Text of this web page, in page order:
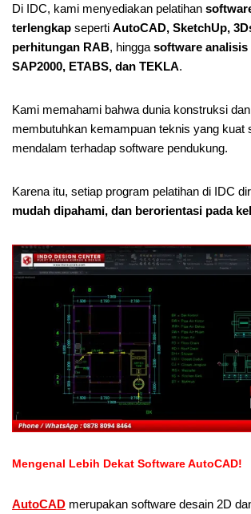
Di IDC, kami menyediakan pelatihan
terlengkap seperti AutoCAD, SketchUp,
perhitungan RAB, hingga software
SAP2000, ETABS, dan TEKLA.
Kami memahami bahwa dunia konstruksi
membutuhkan kemampuan teknis yang kuat
mendalam terhadap software pendukung.
Karena itu, setiap program pelatihan di IDC
mudah dipahami, dan berorientasi pada
Mengenal Lebih Dekat Software AutoCAD!
AutoCAD merupakan software desain 2D